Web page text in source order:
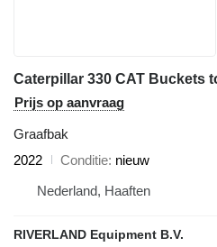
Caterpillar 330 CAT Buckets
Prijs op aanvraag
Graafbak
2022
Conditie nieuw
Nederland, Haaften
RIVERLAND Equipment B.V.